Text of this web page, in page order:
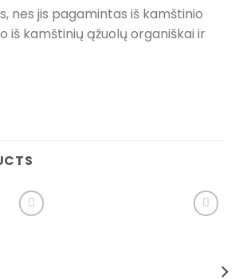
nes jis pagamintas iš kamštinio
iš kamštinių ąžuolų organiškai ir